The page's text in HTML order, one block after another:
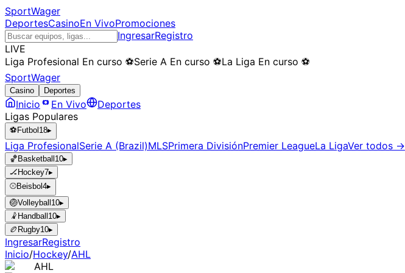
SportWager
DeportesCasinoEn VivoPromociones
IngresarRegistro
LIVE
Liga Profesional En curso ⚽Serie A En curso ⚽La Liga En curso ⚽
SportWager
Casino Deportes
Inicio En Vivo
Deportes
Ligas Populares
⚽ Futbol 18▸
Liga ProfesionalSerie A (Brazil)MLSPrimera DivisiónPremier LeagueLa LigaVer todos →
🏀 Basketball 10▸
🏒 Hockey7▸
⚾Beisbol 4▸
🏐Volleyball 10▸
🤾 Handball 10▸
🏉 Rugby10▸
IngresarRegistro
Inicio/Hockey/AHL
AHL